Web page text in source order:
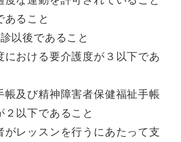
ること
以後であること
おける要介護度が３以下であ
及び精神障害者保健福祉手帳
２以下であること
レッスンを行うにあたって支